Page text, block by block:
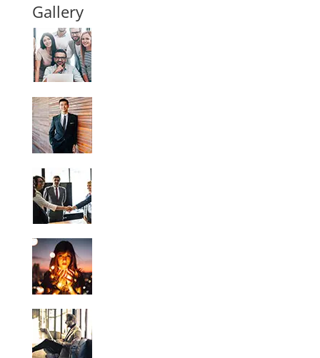
Gallery